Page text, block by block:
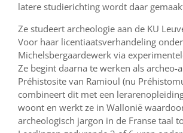
latere studierichting wordt daar
Ze studeert archeologie aan de KU
Voor haar licentiaatsverhandeling
Michelsbergaardewerk via
Ze begint daarna te werken als archeo-
Préhistosite van Ramioul (nu
combineert dit met een
woont en werkt ze in Wallonië
archeologisch jargon in de Franse taal